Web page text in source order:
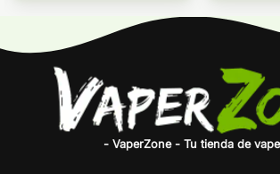
- VaperZone - Tu tienda de